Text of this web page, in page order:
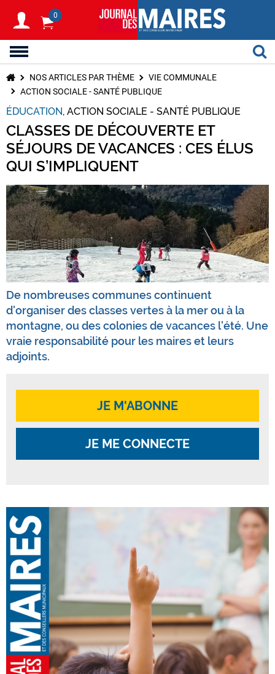
0
NOS ARTICLES PAR THÈME
VIE COMMUNALE
ACTION SOCIALE - SANTÉ PUBLIQUE
ÉDUCATION ACTION SOCIALE - SANTÉ PUBLIQUE
CLASSES DE DÉCOUVERTE ET
SÉJOURS DE VACANCES : CES ÉLUS
QUI S’IMPLIQUENT
De nombreuses communes continuent
d'organiser des classes vertes à la mer ou à la
montagne, ou des colonies de vacances l'été. Une
vraie responsabilité pour les maires et leurs
adjoints.
JE M'ABONNE
JE ME CONNECTE